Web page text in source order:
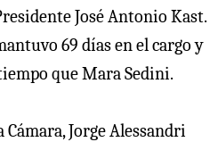
José Antonio Kast.
69 días en el cargo y
que Mara Sedini.
Jorge Alessandri